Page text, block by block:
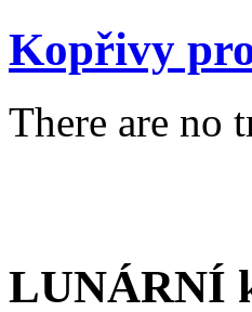
Kopřivy
There are no
LUNÁRNÍ